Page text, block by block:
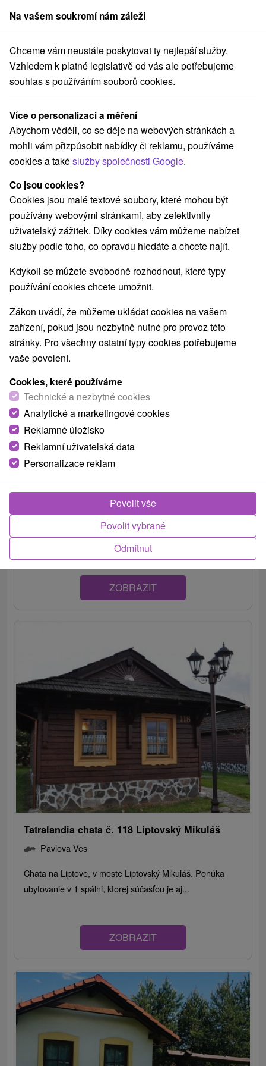
člen skupinySorger
na Slovensku Stredné Slovensko Žilinský kraj Pavlova Ves
Ubytování Pavlova Ves
Kategorie
Všechny kategorie
Apartmány(1)
Chaty na prenájom(3) Drevenice(2) Priváty
Vyberte lokalitu nebo termín
VŠECHNY TOP - NEJPRODÁVANĚJŠÍ NEJLEVNĚJŠÍ
Privát Aniel Pavlova Ves
Privát Aniel sa nachádza v príjemnej lokalite liptovskej
dediny Pavlova Ves a ponúka pohodlné ubytovanie v...
ZOBRAZIT
Tatralandia chata č. 118 Liptovský Mikuláš
Pavlova Ves
Chata na Liptove, v meste Liptovský Mikuláš. Ponúka
ubytovanie v 1 spálni, ktorej súčasťou je aj...
ZOBRAZIT
Na vašem soukromí nám záleží
Chceme vám neustále poskytovat ty nejlepší služby.
Vzhledem k platné legislativě od vás ale potřebujeme
souhlas s používáním souborů cookies.
Více o personalizaci a měření
Abychom věděli, co se děje na webových stránkách a
mohli vám přizpůsobit nabídky či reklamu, používáme
cookies a takéslužby společnosti Google.
Co jsou cookies?
Cookies jsou malé textové soubory, které mohou být
používány webovými stránkami, aby zefektivnily
uživatelský zážitek. Díky cookies vám můžeme nabízet
služby podle toho, co opravdu hledáte a chcete najít.
Kdykoli se můžete svobodně rozhodnout, které typy
používání cookies chcete umožnit.
Zákon uvádí, že můžeme ukládat cookies na vašem
zařízení, pokud jsou nezbytně nutné pro provoz této
stránky. Pro všechny ostatní typy cookies potřebujeme
vaše povolení.
Cookies, které používáme
Technické a nezbytné cookies
Analytické a marketingové cookies
Reklamné úložisko
Reklamní uživatelská data
Personalizace reklam
Odmítnut
Povolit vybrané
Povolit vše